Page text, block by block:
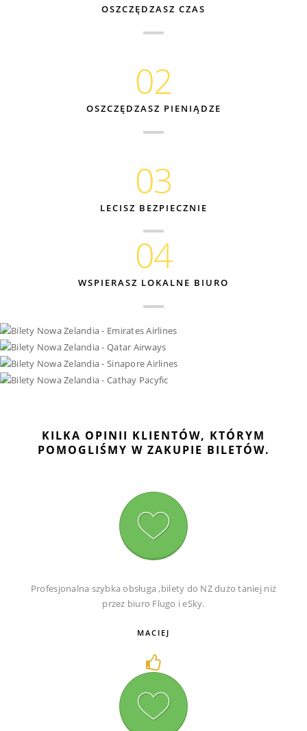
OSZCZĘDZASZ CZAS
02
OSZCZĘDZASZ PIENIĄDZE
03
LECISZ BEZPIECZNIE
04
WSPIERASZ LOKALNE BIURO
KILKA OPINII KLIENTÓW, KTÓRYM
POMOGLIŚMY W ZAKUPIE BILETÓW.
Profesjonalna szybka obsługa ,bilety do NZ dużo taniej niż
przez biuro Flugo i eSky.
MACIEJ